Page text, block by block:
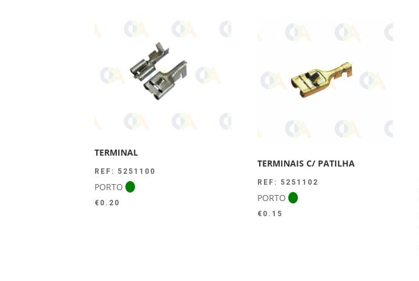
TERMINAL
REF: 5251100
PORTO
€ 0.20
TERMINAIS C/ PATILHA
REF: 5251102
PORTO
€ 0.15